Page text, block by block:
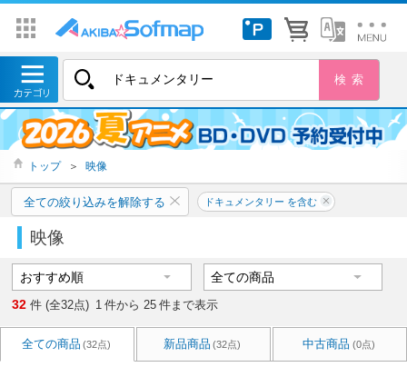
トップ ＞ 映像
全ての絞り込みを解除する ドキュメンタリー を含む
映像
32 件 (全32点) 1 件から 25 件まで表示
全ての商品 (32点) 新品商品 (32点) 中古商品 (0点)